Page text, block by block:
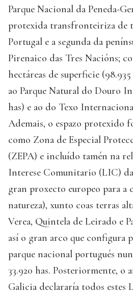
Parque Nacional da Peneda-
protexida transfronteiriza de
Portugal e a segunda da
Pirenaico das Tres Nacións;
hectáreas de superficie
ao Parque Natural do Douro
has) e ao do Texo
Ademais, o espazo protexido
como Zona de Especial
(ZEPA) e incluído tamén na
Interese Comunitario (LIC)
gran proxecto europeo para a
natureza), xunto coas terras
Verea, Quintela de Leirado e
así o gran arco que configura
parque nacional portugués
33.920 has. Posteriormente, o
Galicia declararía todos estes